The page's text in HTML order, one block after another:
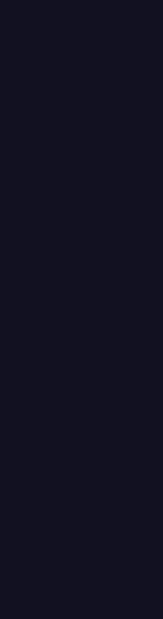
+ edad,